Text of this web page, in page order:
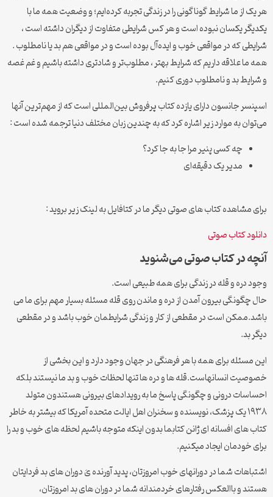
هر یک از ما شرایط گوناگونی را در زندگی تجربه کرده‌ایم؛ و وضعیت همه ما با
یکدیگر یکسان نبوده است و هر کس شرایطی متفاوت از دیگران داشته است ،
شرایطی که در مواقعی خوب و ایده‌آل بوده است و در مواقعی هم بد یا نامطلوب .
همه ما علاقه داریم که شرایط بهتر ، مطلوب‌تر و شادتری داشته باشیم و غم غصه
و شرایط بد و نامطلوب دوری کنیم.
اسپنسر جانسون دارای یازده کتاب پرفروش بین‌المللی است که از مهم‌ترین آنها
می‌توان به موارد زیر اشاره کرد که به چندین زبان مختلف دنیا ترجمه شده است :
چه کسی پنیر مرا جا به جا کرد؟
مدیر یک ‌دقیقه‌ای
برای مشاهده کتاب های صوتی دیگر ما در کتافایل به لینک زیر بروید :
دانلود کتاب صوتی
آنچه در کتاب صوتی می‌شنوید
وجود دره و قله در زندگی برای همه طبیعی است.
حال چگونگی بیرون آمدن از دره و ماندن روی قله مسئله بسیار مهم برای ما می
باشد.ممکن است در مقطعی از کار و زندگی شرایطمان خوب باشد و در مقطعی
دیگر بد.
این مسئله برای همه با هر فرهنگی در جهان وجود دارد و این بخشی از
خصوصیت انسانهاست.قله ها و دره ها تنها لحظات خوب و بد ما نیستند بلکه
احساسات درونی و چگونگی پاسخ ما به رویدادهای بیرونی هستندون متولد
۱۹۳۸ یک پزشک، نویسنده و سخنران اهل ایالت متحده آمریکا که بیشتر به خاطر
کتاب های افسانه ای ژانن کتابما بدون اینکه متوجه باشیم لحظه های خوب و بد را
برای خودمان ایجاد میکنیم.
اشتباهات شما در دورانهای خوب امروزتان، پدید آورنده یَ دوران های بد فردایتان
هستند و باالعکس رفتارهای خردمندانه شما در دوران های بد امروزتان،